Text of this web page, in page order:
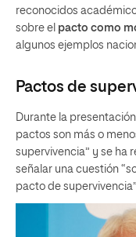
reconocidos
sobre el pacto como
algunos ejemplos
Pactos de
Durante la
pactos son más o
supervivencia” y se ha
señalar una cuestión
pacto de supervivencia”.